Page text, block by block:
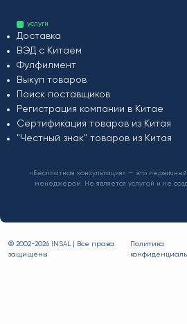
услуги
Доставка
ВЭД с Китаем
Фулфилмент
Выкуп товаров
Поиск поставщиков
Регистрация компании в Китае
Сертификация товаров из Китая
"Честный знак" товаров из Китая
«Бесплатная консультация» — это
менеджером. Не является услугой и не
© 2002-2026 INSAL | Все права
защищены
Политика